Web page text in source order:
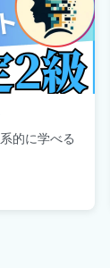
的に学べる